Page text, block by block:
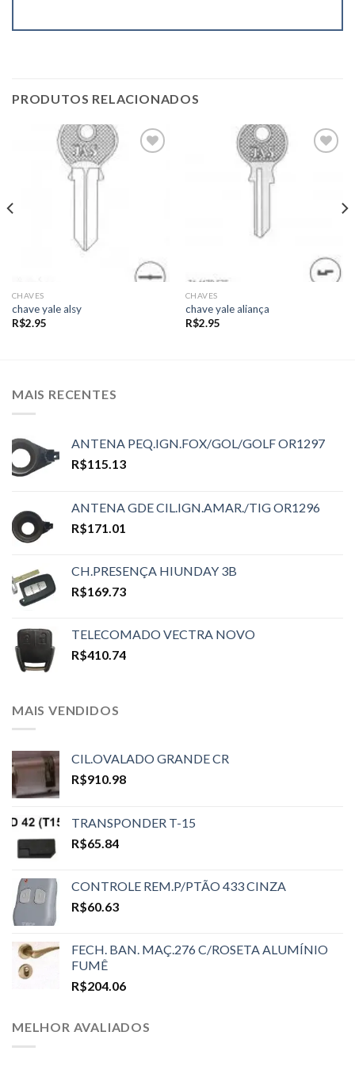
PRODUTOS RELACIONADOS
CHAVES
chave yale alsy
R$2.95
CHAVES
chave yale aliança
R$2.95
MAIS RECENTES
ANTENA PEQ.IGN.FOX/GOL/GOLF OR1297
R$115.13
ANTENA GDE CIL.IGN.AMAR./TIG OR1296
R$171.01
CH.PRESENÇA HIUNDAY 3B
R$169.73
TELECOMADO VECTRA NOVO
R$410.74
MAIS VENDIDOS
CIL.OVALADO GRANDE CR
R$910.98
TRANSPONDER T-15
R$65.84
CONTROLE REM.P/PTÃO 433 CINZA
R$60.63
FECH. BAN. MAÇ.276 C/ROSETA ALUMÍNIO
FUMÊ
R$204.06
MELHOR AVALIADOS